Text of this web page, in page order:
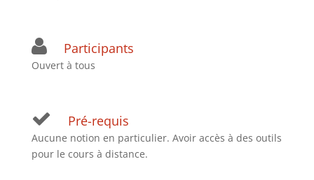
Participants
Ouvert à tous
Pré-requis
Aucune notion en particulier. Avoir accès à des outils
pour le cours à distance.